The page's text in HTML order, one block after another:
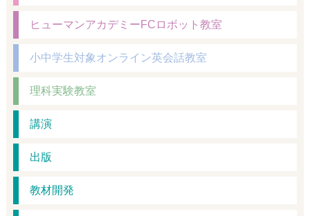
ヒューマンアカデミーFCロボット教室
小中学生対象オンライン英会話教室
理科実験教室
講演
出版
教材開発